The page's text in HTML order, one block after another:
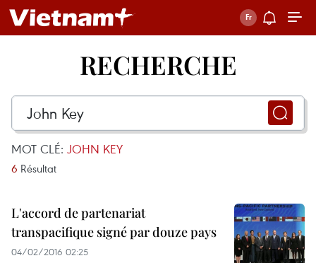
RECHERCHE
MOT CLÉ: JOHN KEY
6 Résultat
L'accord de partenariat
transpacifique signé par douze pays
04/02/2016 02:25